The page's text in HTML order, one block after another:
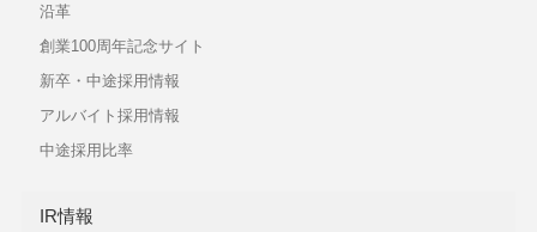
沿革
創業100周年記念サイト
新卒・中途採用情報
アルバイト採用情報
中途採用比率
IR情報